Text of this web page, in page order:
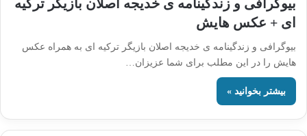
بیوگرافی و زندگینامه ی خدیجه اصلان بازیگر ترکیه
ای + عکس هایش
بیوگرافی و زندگینامه ی خدیجه اصلان بازیگر ترکیه ای به همراه عکس
هایش را در این مطلب برای شما عزیزان…
بیشتر بخوانید »